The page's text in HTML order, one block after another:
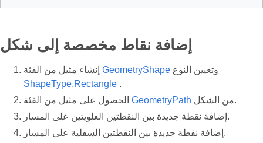
إضافة نقاط مخصصة إلى شكل
GeometryShape وتعيين النوع
ShapeType.Rectangle .
GeometryPath
من الشكل.
إضافة نقطة جديدة بين النقطتين العلويتين على المسار.
إضافة نقطة جديدة بين النقطتين السفلية على المسار.